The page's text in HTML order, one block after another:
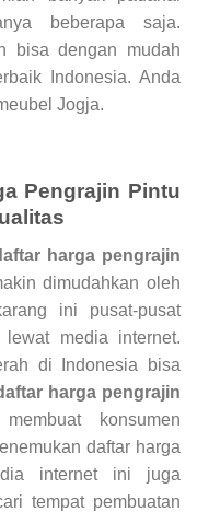
beberapa saja.
bisa dengan mudah
Indonesia. Anda
Jogja.
Pengrajin Pintu
harga pengrajin
dimudahkan oleh
ini pusat-pusat
lewat media internet.
di Indonesia bisa
harga pengrajin
konsumen
daftar harga
internet ini juga
tempat pembuatan